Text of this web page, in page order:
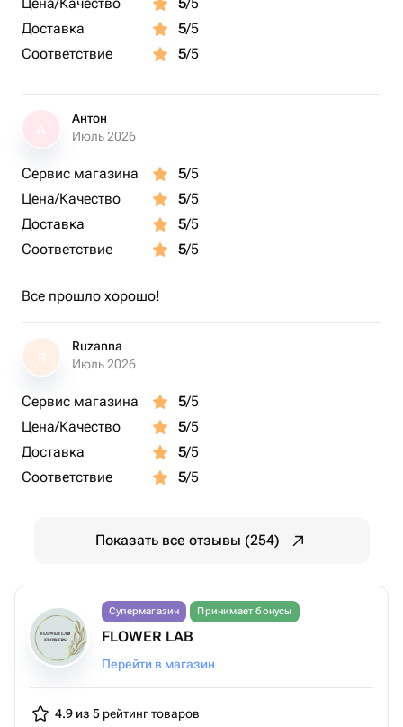
Доставка
5/5
Соответствие
5/5
Антон
Июль 2026
Сервис магазина 5/5
Цена/Качество
5/5
Доставка
5/5
Соответствие
5/5
Все прошло хорошо!
R
Ruzanna
Июль 2026
Сервис магазина 5/5
Цена/Качество
5/5
Доставка
5/5
Соответствие
5/5
Показать все отзывы (254)
Супермагазин Принимает бонусы
FLOWER LAB
Перейти в магазин
4.9 из 5 рейтинг товаров